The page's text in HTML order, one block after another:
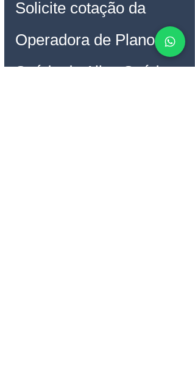
Solicite cotação da
Operadora de Plano de
Saúde da Alice Saúde